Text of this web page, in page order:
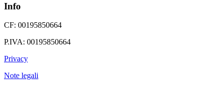
Info
CF: 00195850664
P.IVA: 00195850664
Privacy
Note legali